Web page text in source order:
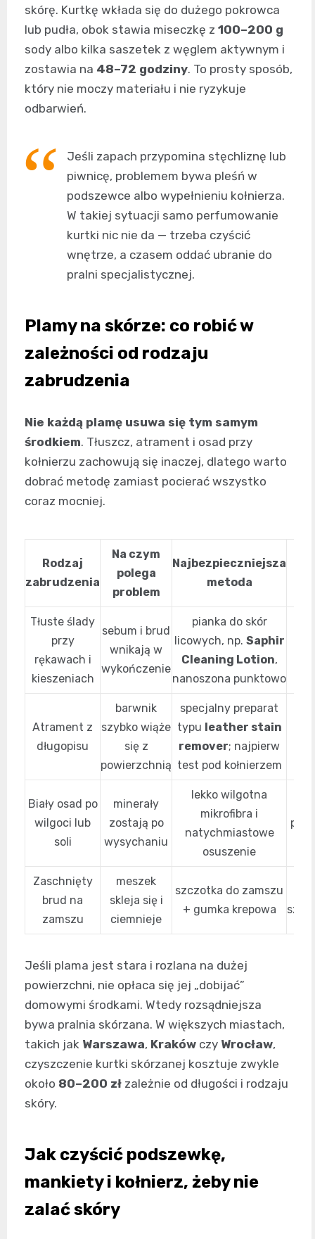
skórę. Kurtkę wkłada się do dużego pokrowca
lub pudła, obok stawia miseczkę z 100–200 g
sody albo kilka saszetek z węglem aktywnym i
zostawia na 48–72 godziny. To prosty sposób,
który nie moczy materiału i nie ryzykuje
odbarwień.
Jeśli zapach przypomina stęchliznę lub
piwnicę, problemem bywa pleśń w
podszewce albo wypełnieniu kołnierza.
W takiej sytuacji samo perfumowanie
kurtki nic nie da — trzeba czyścić
wnętrze, a czasem oddać ubranie do
pralni specjalistycznej.
Plamy na skórze: co robić w
zależności od rodzaju
zabrudzenia
Nie każdą plamę usuwa się tym samym
środkiem. Tłuszcz, atrament i osad przy
kołnierzu zachowują się inaczej, dlatego warto
dobrać metodę zamiast pocierać wszystko
coraz mocniej.
Rodzaj
zabrudzenia
Na czym
polega
problem
Najbezpieczniejsza
metoda
Tłuste ślady
przy
rękawach i
kieszeniach
sebum i brud
wnikają w
wykończenie
pianka do skór
licowych, np. Saphir
Cleaning Lotion,
nanoszona punktowo
Atrament z
długopisu
barwnik
szybko wiąże
się z
powierzchnią
specjalny preparat
typu leather stain
remover; najpierw
test pod kołnierzem
Biały osad po
wilgoci lub
soli
minerały
zostają po
wysychaniu
lekko wilgotna
mikrofibra i
natychmiastowe
osuszenie
Zaschnięty
brud na
zamszu
meszek
skleja się i
ciemnieje
szczotka do zamszu
+ gumka krepowa
Jeśli plama jest stara i rozlana na dużej
powierzchni, nie opłaca się jej „dobijać”
domowymi środkami. Wtedy rozsądniejsza
bywa pralnia skórzana. W większych miastach,
takich jak Warszawa, Kraków czy Wrocław,
czyszczenie kurtki skórzanej kosztuje zwykle
około 80–200 zł zależnie od długości i rodzaju
skóry.
Jak czyścić podszewkę,
mankiety i kołnierz, żeby nie
zalać skóry